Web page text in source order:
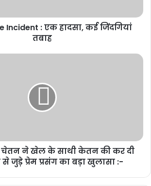
और सभी श्रद्धालुओं के लिए समान दर्शन व्यवस्था लागू
सावन : कब शुरू होगा शिवभक्ति का सबसे
पवित्र महीना? जानिए चारों सावन सोमवार,
शिवरात्रि और कांवड़ यात्रा की पूरी डेट लिस्ट:-
राम मंदिर से चढ़ावा चोरी, श्रद्धालुओं में आक्रोश
July 2, 2026
Rangbhari Ekadashi : महादेव के जयकारों
Incident : एक हादसा, कई जिंदगियां
तबाह
चेतन ने खेल के साथी केतन की कर दी
से जुड़े प्रेम प्रसंग का बड़ा खुलासा :-